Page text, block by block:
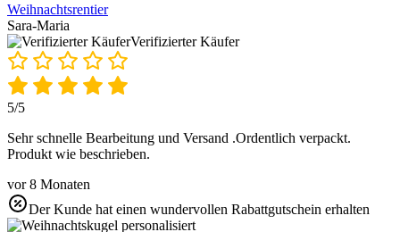
Weihnachtsrentier
Sara-Maria
Verifizierter Käufer
5/5
Sehr schnelle Bearbeitung und Versand .Ordentlich verpackt.
Produkt wie beschrieben.
vor 8 Monaten
Der Kunde hat einen wundervollen Rabattgutschein erhalten